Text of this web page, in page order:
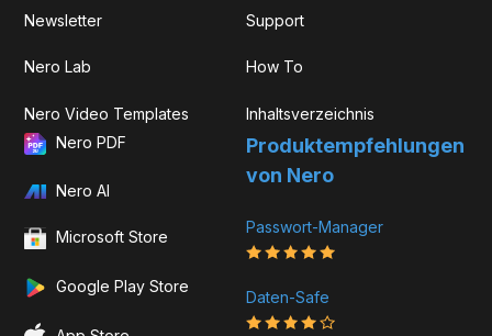
Newsletter
Nero Lab
Nero Video Templates
Support
How To
Inhaltsverzeichnis
Nero PDF
Nero AI
Microsoft Store
Google Play Store
Produkt­­empfehlungen
von Nero
Passwort-Manager
Daten-Safe